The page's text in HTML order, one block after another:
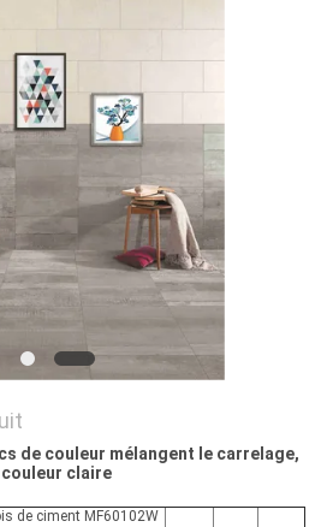
de couleur mélangent le carrelage,
claire
de ciment MF60102W